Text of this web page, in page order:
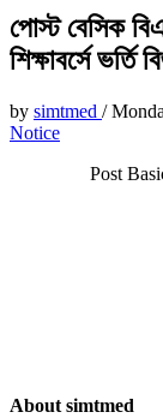
পোস্ট বেসিক
শিক্ষাবর্সে ভর্তি
by simtmed /
Notice
Post
Aboutsimtmed